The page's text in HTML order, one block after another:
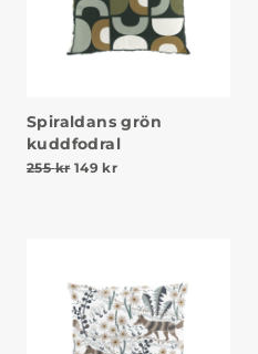
Spiraldans grön
kuddfodral
255kr Det ursprungliga priset
149 krDet nuvarande